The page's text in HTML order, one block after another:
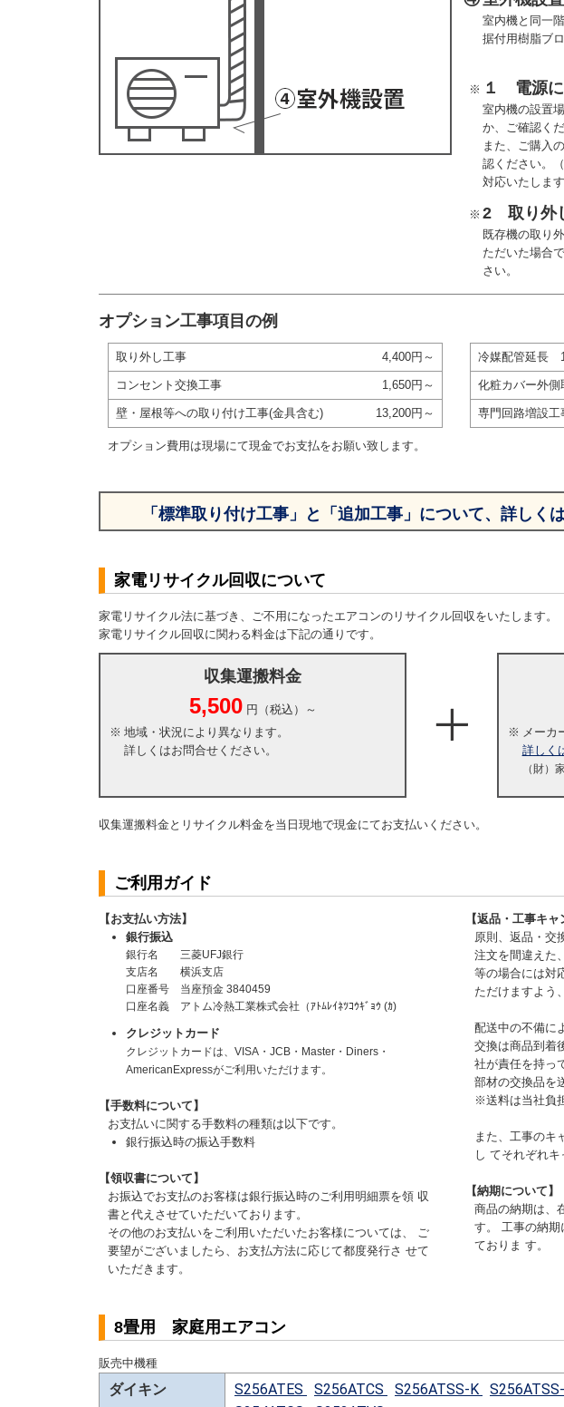
室内機と同一
据付用樹脂ブ
※ １ 電源
室内機の設置
か、ご確認く
また、ご購入
認ください。
対応いたしま
※ 2 取り外
既存機の取り
ただいた場合
さい。
オプション工事項目の例
取り外し工事 4,400円～
コンセント交換工事 1,650円～
壁・屋根等への取り付け工事(金具含む) 13,200円～
冷媒配管延長
化粧カバー外側
専門回路増設
オプション費用は現場にて現金でお支払をお願い致します。
「標準取り付け工事」と「追加工事」について、詳し
家電リサイクル回収について
家電リサイクル法に基づき、ご不用になったエアコンのリサイクル回収をいたします。
家電リサイクル回収に関わる料金は下記の通りです。
収集運搬料金
5,500円（税込）～
※ 地域・状況により異なります。
詳しくはお問合せください。
※ メーカ
詳しく
（財）
収集運搬料金とリサイクル料金を当日現地で現金にてお支払いください。
ご利用ガイド
【お支払い方法】
銀行振込
銀行名
三菱UFJ銀行
支店名
横浜支店
口座番号
当座預金 3840459
口座名義
アトム冷熱工業株式会社（ｱﾄﾑﾚｲﾈﾂｺｳｷﾞｮｳ (ｶ)
クレジットカード
クレジットカードは、VISA・JCB・Master・Diners・
AmericanExpressがご利用いただけます。
【手数料について】
お支払いに関する手数料の種類は以下です。
銀行振込時の振込手数料
【領収書について】
お振込でお支払のお客様は銀行振込時のご利用明細票を領 収
書と代えさせていただいております。
その他のお支払いをご利用いただいたお客様については、 ご
要望がございましたら、お支払方法に応じて都度発行さ せて
いただきます。
【返品・工事キ
原則、返品・交
注文を間違えた
等の場合には対
ただけますよう
配送中の不備に
交換は商品到着
社が責任を持っ
部材の交換品を
※送料は当社負
また、工事のキ
し てそれぞれ
【納期について】
商品の納期は、
す。 工事の納
ておりま す。
8畳用 家庭用エアコン
販売中機種
ダイキン S256ATES S256ATCS S256ATSS-K